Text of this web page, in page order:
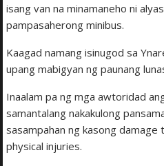
isang van na minamaneho ni
pampasaherong minibus.
Kaagad namang isinugod sa
upang mabigyan ng paunang
Inaalam pa ng mga awtoridad
samantalang nakakulong
sasampahan ng kasong
physical injuries.